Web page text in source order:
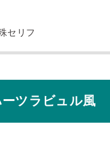
セリフ
ツラビュル風